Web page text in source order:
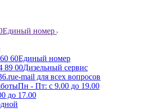
Единый номер
60Единый номер
89 00Дизельный сервис
e-mail для всех вопросов
Пн - Пт: с 9.00 до 19.00
до 17.00